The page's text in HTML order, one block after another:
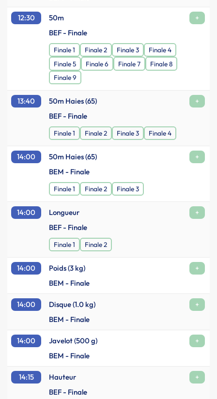
12:30 50m
+
BEF - Finale
Finale 1 Finale 2 Finale 3
Finale 4
Finale 5
Finale 6 Finale 7
Finale 8
Finale 9
13:40 50m Haies (65)
+
BEF - Finale
Finale 1 Finale 2 Finale 3 Finale 4
14:00 50m Haies (65)
+
BEM - Finale
Finale 1 Finale 2 Finale 3
14:00 Longueur
+
BEF - Finale
Finale 1 Finale 2
14:00 Poids (3 kg)
+
BEM - Finale
14:00 Disque (1.0 kg)
+
BEM - Finale
14:00 Javelot (500 g)
+
BEM - Finale
14:15 Hauteur
+
BEF - Finale